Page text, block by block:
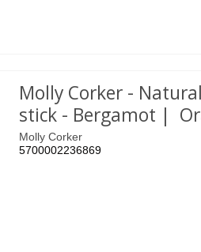
Molly Corker -
stick - Bergamot |
Molly Corker
5700002236869